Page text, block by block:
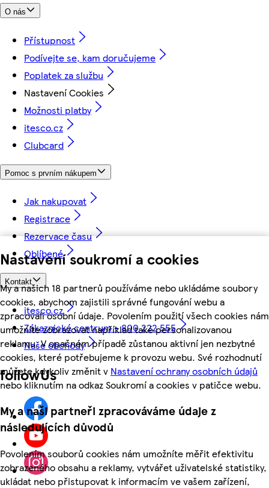
Nastavení soukromí a cookies
My a našich 18 partnerů používáme nebo ukládáme soubory
cookies, abychom zajistili správné fungování webu a
zpracovali osobní údaje. Povolením použití všech cookies nám
umožníte zobrazovat například také personalizovanou
reklamu. V opačném případě zůstanou aktivní jen nezbytné
cookies, které potřebujeme k provozu webu. Své rozhodnutí
můžete kdykoliv změnit v Nastavení ochrany osobních údajů
nebo kliknutím na odkaz Soukromí a cookies v patičce webu.
My a naši partneři zpracováváme údaje z
následujících důvodů
Povolením souborů cookies nám umožníte měřit efektivitu
zobrazeného obsahu a reklamy, vytvářet uživatelské statistiky,
ukládat nebo přistupovat k informacím ve vašem zařízení,
O nás
Přístupnost
Podívejte se, kam doručujeme
Poplatek za službu
Nastavení Cookies
Možnosti platby
itesco.cz
Clubcard
Pomoc s prvním nákupem
Jak nakupovat
Registrace
Rezervace času
Oblíbené
Kontakt
itesco.cz
Zákaznické centrum - 800 222 555
Naše obchody
followUs